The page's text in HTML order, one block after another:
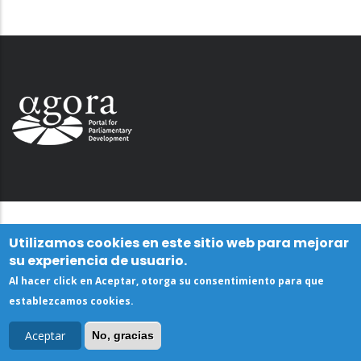
Utilizamos cookies en este sitio web para mejorar
su experiencia de usuario.
Al hacer click en Aceptar, otorga su consentimiento para que
establezcamos cookies.
Aceptar No, gracias